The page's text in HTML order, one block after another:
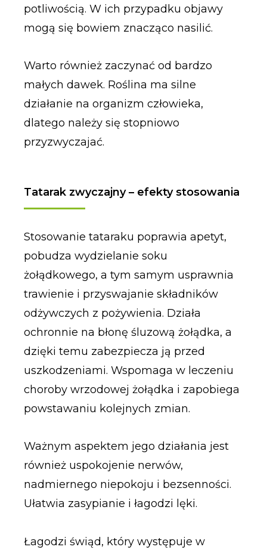
potliwością. W ich przypadku objawy
mogą się bowiem znacząco nasilić.
Warto również zaczynać od bardzo
małych dawek. Roślina ma silne
działanie na organizm człowieka,
dlatego należy się stopniowo
przyzwyczajać.
Tatarak zwyczajny – efekty stosowania
Stosowanie tataraku poprawia apetyt,
pobudza wydzielanie soku
żołądkowego, a tym samym usprawnia
trawienie i przyswajanie składników
odżywczych z pożywienia. Działa
ochronnie na błonę śluzową żołądka, a
dzięki temu zabezpiecza ją przed
uszkodzeniami. Wspomaga w leczeniu
choroby wrzodowej żołądka i zapobiega
powstawaniu kolejnych zmian.
Ważnym aspektem jego działania jest
również uspokojenie nerwów,
nadmiernego niepokoju i bezsenności.
Ułatwia zasypianie i łagodzi lęki.
Łagodzi świąd, który występuje w